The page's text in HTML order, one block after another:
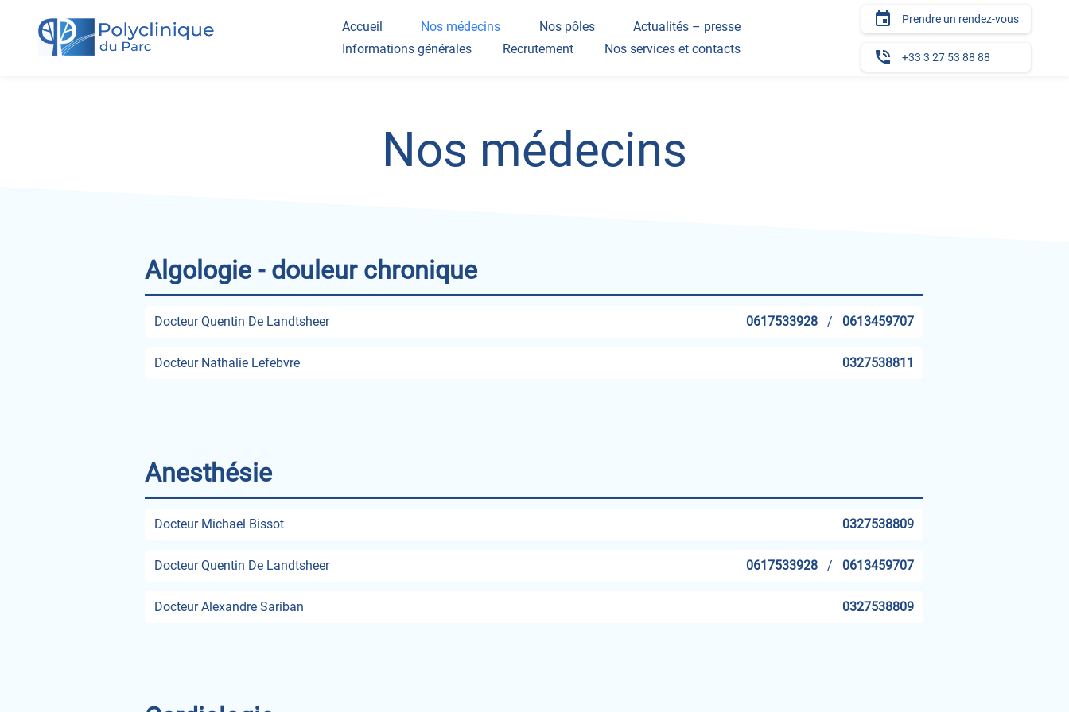
Accueil Nos médecins Nos pôles
Actualités – presse
Informations générales
Citoyenneté
Recrutement Nos services et contacts
insert_invitation Prendre un rendez-vous
phone_in_talk +33 3 27 53 88 88
Nos médecins
Algologie - douleur chronique
Docteur Quentin De Landtsheer 0617533928 / 0613459707
Docteur Nathalie Lefebvre 0327538811
Anesthésie
Docteur Michael Bissot 0327538809
Docteur Quentin De Landtsheer 0617533928 / 0613459707
Docteur Alexandre Sariban 0327538809